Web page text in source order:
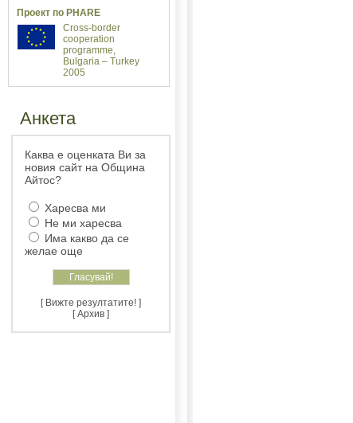
Проект по PHARE
Cross-border
cooperation
programme,
Bulgaria – Turkey
2005
Анкета
Каква е оценката Ви за
новия сайт на Община
Айтос?
Харесва ми
Не ми харесва
Има какво да се
желае още
[ Вижте резултатите! ]
[ Архив ]